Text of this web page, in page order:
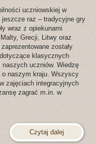
uczniowskiej w
jeszcze raz – tradycyjne gry
wraz z opiekunami
Grecji, Litwy oraz
zostały
klasycznych
uczniów. Wiedzę
o naszym kraju. Wszyscy
zajęciach integracyjnych
zagrać m.in. w
Czytaj dalej